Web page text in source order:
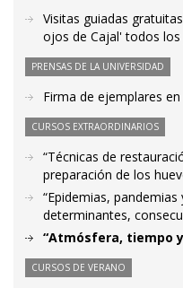
Visitas guiadas
ojos de Cajal' todos
PRENSAS DE LA UNIVERSIDAD
Firma de ejemplares
CURSOS EXTRAORDINARIOS
“Técnicas de
preparación de los
“Epidemias,
determinantes,
“Atmósfera, tiempo
CURSOS DE VERANO